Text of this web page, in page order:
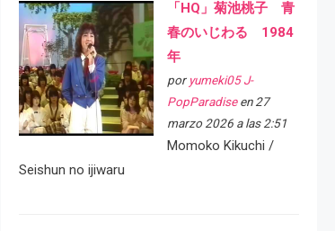
「HQ」菊池桃子 青
春のいじわる 1984
年
por yumeki05 J-
PopParadiseen 27
marzo 2026 a las 2:51
Momoko Kikuchi /
Seishun no ijiwaru